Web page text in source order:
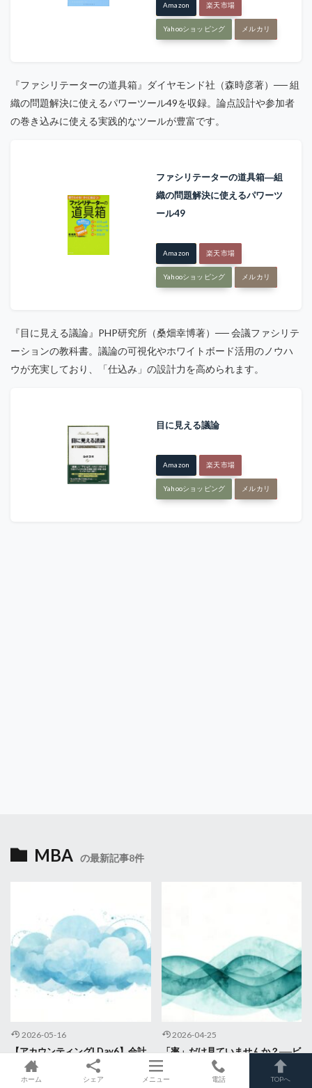
Amazon 楽天市場
Yahooショッピング メルカリ
『ファシリテーターの道具箱』ダイヤモンド社（森時彦著）── 組
織の問題解決に使えるパワーツール49を収録。論点設計や参加者
の巻き込みに使える実践的なツールが豊富です。
ファシリテーターの道具箱―組
織の問題解決に使えるパワーツ
ール49
Amazon 楽天市場
Yahooショッピング メルカリ
『目に見える議論』PHP研究所（桑畑幸博著）── 会議ファシリテ
ーションの教科書。議論の可視化やホワイトボード活用のノウハ
ウが充実しており、「仕込み」の設計力を高められます。
目に見える議論
Amazon 楽天市場
Yahooショッピング メルカリ
MBA の最新記事8件
2026-05-16
【アカウンティングI Day6】会計
方針は経営判断そのもの──SaaS
企業の収益認識から考える
2026-04-25
「率」だけ見ていませんか？──ビ
ジネス・アナリティクスDay2で学
んだ、データの前捌きと可視化の
ホーム シェア メニュー 電話 TOPへ